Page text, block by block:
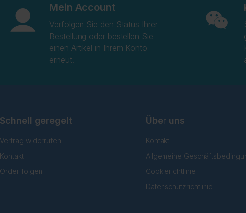
Mein Account
Verfolgen Sie den Status Ihrer
Bestellung oder bestellen Sie
einen Artikel in Ihrem Konto
erneut.
Schnell geregelt
Vertrag widerrufen
Kontakt
Order folgen
Über uns
Kontakt
Allgemeine
Cookierichtlinie
Datenschutzrichtlinie